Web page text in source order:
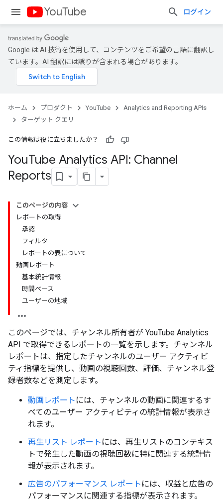
YouTube ログイン
Google は AI 技術を使用して、コンテンツをご希望の言語に翻訳し
ています。AI 翻訳には誤りが含まれる場合があります。
ホーム プロダクト YouTube
Analytics and Reporting APIs
ターゲット クエリ
この情報は役に立ちましたか？
YouTube Analytics API: Channel
Reports
このページの内容
レポートの取得
承認
フィルタ
レポートの表について
動画レポート
基本統計情報
時間ベース
ユーザーの地域
このページでは、チャンネル所有者が YouTube Analytics
API で取得できるレポートの一覧を示します。チャンネル
レポートは、指定したチャンネルのユーザー アクティビ
ティ指標を提供し、動画の視聴回数、評価、チャンネル登
録者数などを測定します。
動画レポート には、チャンネルの動画に関連するす
べてのユーザー アクティビティの統計情報が表示さ
れます。
再生リスト レポート には、再生リストのコンテキス
トで発生した動画の視聴回数に特に関連する統計情
報が表示されます。
広告のパフォーマンス レポート には、収益と広告の
パフォーマンスに関連する指標が表示されます。